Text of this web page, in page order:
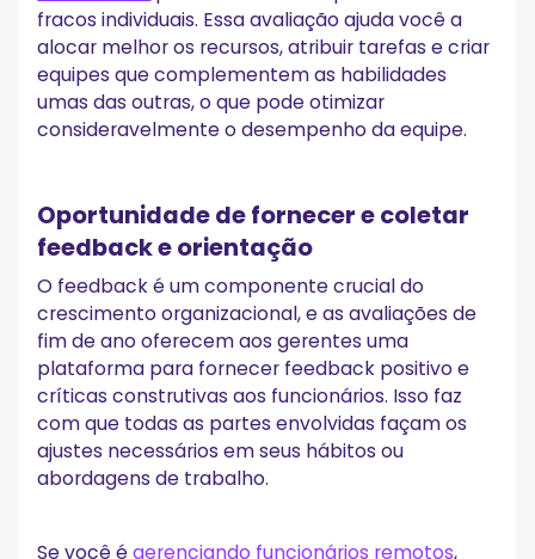
fracos individuais. Essa avaliação ajuda você a
alocar melhor os recursos, atribuir tarefas e criar
equipes que complementem as habilidades
umas das outras, o que pode otimizar
consideravelmente o desempenho da equipe.
Oportunidade de fornecer e coletar
feedback e orientação
O feedback é um componente crucial do
crescimento organizacional, e as avaliações de
fim de ano oferecem aos gerentes uma
plataforma para fornecer feedback positivo e
críticas construtivas aos funcionários. Isso faz
com que todas as partes envolvidas façam os
ajustes necessários em seus hábitos ou
abordagens de trabalho.
Se você égerenciando funcionários remotos,